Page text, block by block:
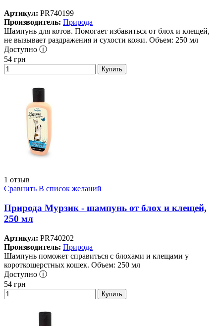
Артикул: PR740199
Производитель: Природа
Шампунь для котов. Помогает избавиться от блох и клещей,
не вызывает раздражения и сухости кожи. Объем: 250 мл
Доступно ⓘ
54 грн
Купить
1 отзыв
Сравнить В список желаний
Природа Мурзик - шампунь от блох и клещей,
250 мл
Артикул: PR740202
Производитель: Природа
Шампунь поможет справиться с блохами и клещами у
короткошерстных кошек. Объем: 250 мл
Доступно ⓘ
54 грн
Купить